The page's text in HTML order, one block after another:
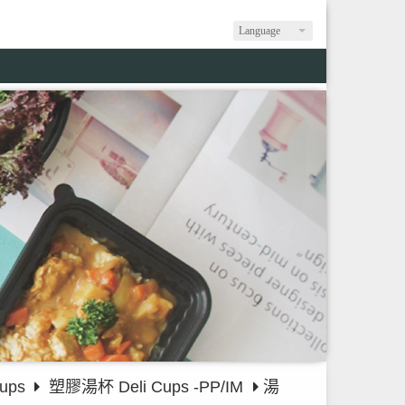
Language
塑膠湯杯 Deli Cups -PP/IM
湯